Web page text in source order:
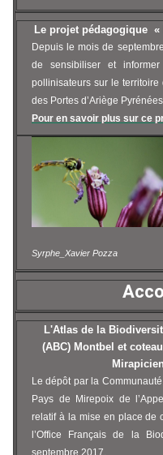
Le projet pédagogique
Depuis le mois de
de sensibiliser et
pollinisateurs sur le
des Portes d’Ariège
Pour en savoir plus sur ce
Syrphe_Xavier Pozza
L'Atlas de la
(ABC) Montbel et
Mirapicien
Le dépôt par la
Pays de Mirepoix de
relatif à la mise en place de
l’Office Français de la
septembre 2017.